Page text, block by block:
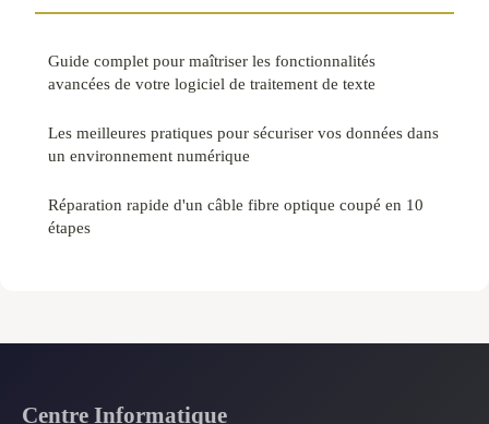
Guide complet pour maîtriser les fonctionnalités
avancées de votre logiciel de traitement de texte
Les meilleures pratiques pour sécuriser vos données dans
un environnement numérique
Réparation rapide d'un câble fibre optique coupé en 10
étapes
Centre Informatique